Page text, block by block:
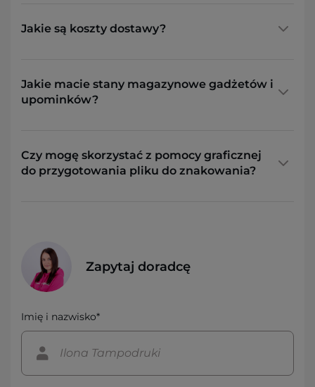
Jakie są koszty dostawy?
Jakie macie stany magazynowe gadżetów i
upominków?
Czy mogę skorzystać z pomocy graficznej
do przygotowania pliku do znakowania?
Zapytaj doradcę
Imię i nazwisko*